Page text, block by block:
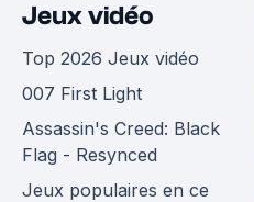
Jeux vidéo
Top 2026 Jeux vidéo
007 First Light
Assassin's Creed: Black
Flag - Resynced
Jeux populaires en ce